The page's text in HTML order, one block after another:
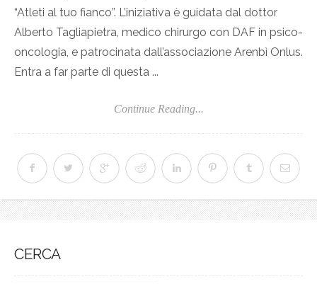
“Atleti al tuo fianco”. L’iniziativa è guidata dal dottor
Alberto Tagliapietra, medico chirurgo con DAF in psico-
oncologia, e patrocinata dall’associazione Arenbì Onlus.
Entra a far parte di questa ...
Continue Reading...
CERCA